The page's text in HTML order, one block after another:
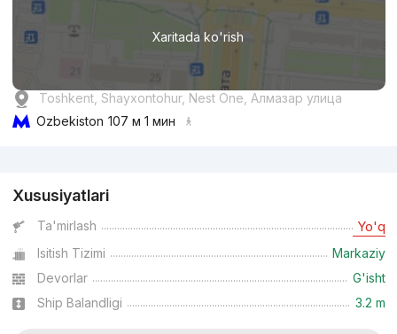
Xaritada ko'rish
Toshkent, Shayxontohur, Nest One, Алмазар улица
Ozbekiston 107 м 1 мин
Xususiyatlari
Ta'mirlash Yo'q
Isitish Tizimi
Markaziy
Devorlar
G'isht
Ship Balandligi
3.2 m